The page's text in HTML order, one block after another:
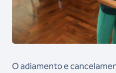
O adiamento e